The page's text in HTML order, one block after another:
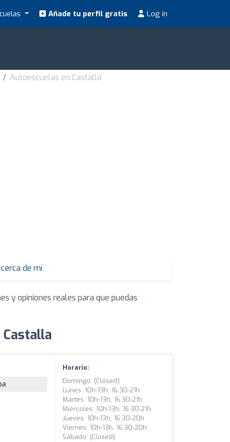
Añade tu perfil gratis Log in
Autoescuelas en Castalla
de mí
y opiniones reales para que puedas
Horario:
Domingo: (closed)
Lunes: 10h-13h, 16:30-21h
Martes: 10h-13h, 16:30-21h
Miércoles: 10h-13h, 16:30-21h
Jueves: 10h-13h, 16:30-20h
Viernes: 10h-13h, 16:30-20h
Sábado: (closed)